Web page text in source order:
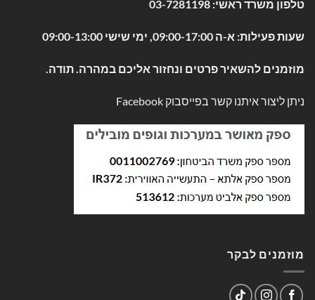
טלפון משרד ראשי: 03-7281198
שעות פעילות: א-ה 09:00-17:00, ימי שישי 09:00-13:00
מוזמנים להשאיר פרטים ונחזור אליכם במהרה. תודה.
ניתן ליצור איתנו קשר בפייסבוק Facebook
מוזמנים לבקר